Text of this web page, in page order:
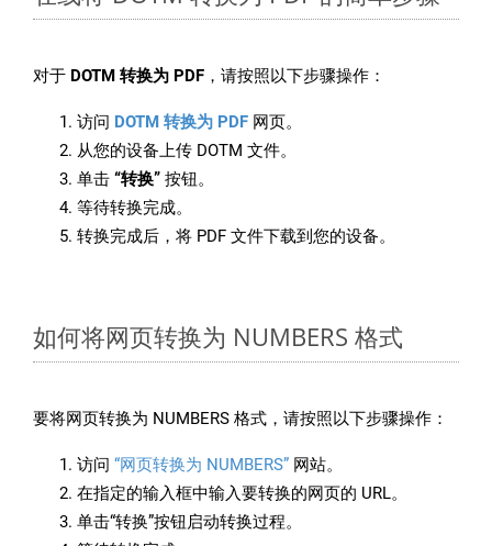
对于 DOTM 转换为 PDF ，请按照以下步骤操作：
访问 DOTM 转换为 PDF 网页。
从您的设备上传 DOTM 文件。
单击 “转换” 按钮。
等待转换完成。
转换完成后，将 PDF 文件下载到您的设备。
如何将网页转换为 NUMBERS 格式
要将网页转换为 NUMBERS 格式，请按照以下步骤操作：
访问 “网页转换为 NUMBERS” 网站。
在指定的输入框中输入要转换的网页的 URL。
单击“转换”按钮启动转换过程。